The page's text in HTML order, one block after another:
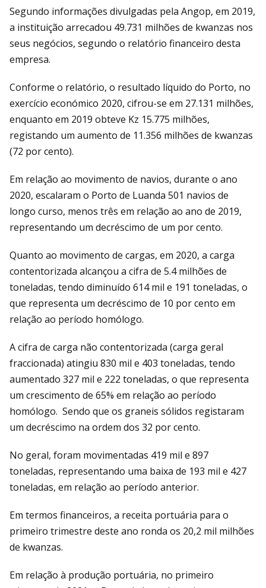
Segundo informações divulgadas pela Angop, em 2019,
a instituição arrecadou 49.731 milhões de kwanzas nos
seus negócios, segundo o relatório financeiro desta
empresa.
Conforme o relatório, o resultado líquido do Porto, no
exercício económico 2020, cifrou-se em 27.131 milhões,
enquanto em 2019 obteve Kz 15.775 milhões,
registando um aumento de 11.356 milhões de kwanzas
(72 por cento).
Em relação ao movimento de navios, durante o ano
2020, escalaram o Porto de Luanda 501 navios de
longo curso, menos três em relação ao ano de 2019,
representando um decréscimo de um por cento.
Quanto ao movimento de cargas, em 2020, a carga
contentorizada alcançou a cifra de 5.4 milhões de
toneladas, tendo diminuído 614 mil e 191 toneladas, o
que representa um decréscimo de 10 por cento em
relação ao período homólogo.
A cifra de carga não contentorizada (carga geral
fraccionada) atingiu 830 mil e 403 toneladas, tendo
aumentado 327 mil e 222 toneladas, o que representa
um crescimento de 65% em relação ao período
homólogo. Sendo que os graneis sólidos registaram
um decréscimo na ordem dos 32 por cento.
No geral, foram movimentadas 419 mil e 897
toneladas, representando uma baixa de 193 mil e 427
toneladas, em relação ao período anterior.
Em termos financeiros, a receita portuária para o
primeiro trimestre deste ano ronda os 20,2 mil milhões
de kwanzas.
Em relação à produção portuária, no primeiro